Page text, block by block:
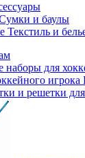
и баулы
Текстиль и